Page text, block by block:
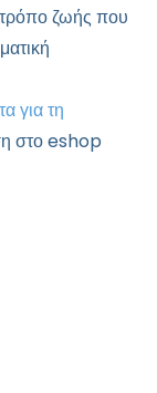
τρόπο ζωής που
για τη
στο eshop